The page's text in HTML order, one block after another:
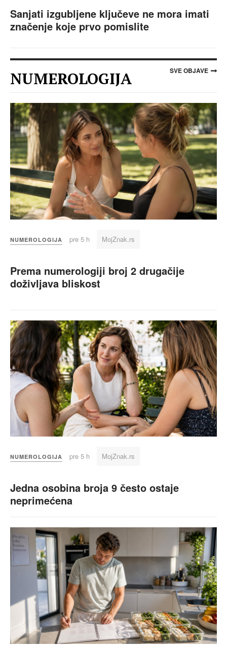
Sanjati izgubljene ključeve ne mora imati
značenje koje prvo pomislite
NUMEROLOGIJA SVE OBJAVE
NUMEROLOGIJA pre 5 h MojZnak.rs
Prema numerologiji broj 2 drugačije
doživljava bliskost
NUMEROLOGIJA pre 5 h MojZnak.rs
Jedna osobina broja 9 često ostaje
neprimećena